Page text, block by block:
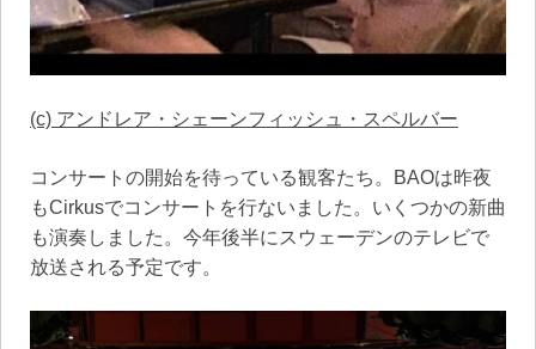
(c) アンドレア・シェーンフィッシュ・スペルバー
コンサートの開始を待っている観客たち。BAOは昨夜
もCirkusでコンサートを行ないました。いくつかの新曲
も演奏しました。今年後半にスウェーデンのテレビで
放送される予定です。